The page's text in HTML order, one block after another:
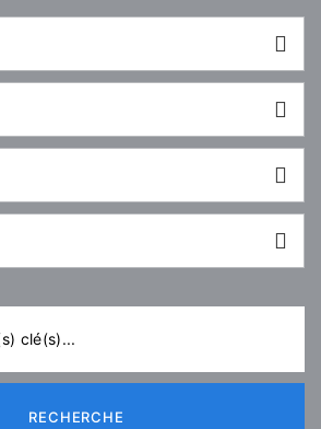
RECHERCHE